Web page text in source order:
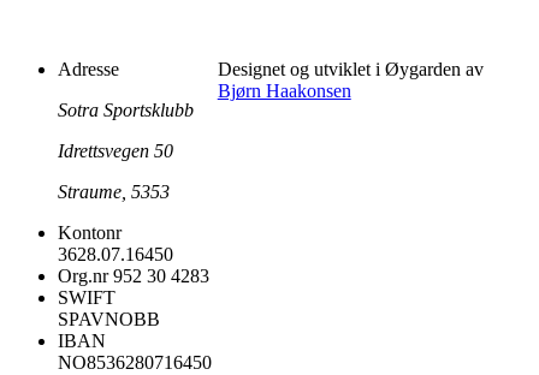
Adresse
Sotra Sportsklubb
Idrettsvegen 50
Straume, 5353
Kontonr
3628.07.16450
Org.nr952 30 4283
SWIFT
SPAVNOBB
IBAN
NO8536280716450
Designet og utviklet i Øygarden av
Bjørn Haakonsen